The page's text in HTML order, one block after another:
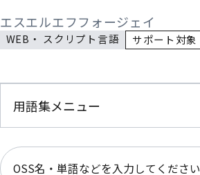
エスエルエフフォージェイ
WEB・ スクリプト言語 サポート対
用語集メニュー